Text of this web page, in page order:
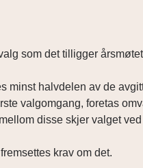
som det tilligger
minst halvdelen av de
valgomgang, foretas
disse skjer valget
krav om det.